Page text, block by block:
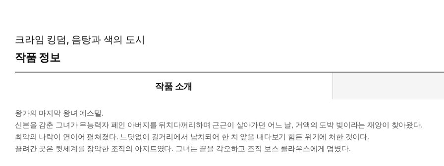
크라임 킹덤, 음탕과 색의 도시
작품 정보
작품 소개
왕가의 마지막 왕녀 에스텔.
신분을 감춘 그녀가 무능력자 폐인 아버지를 뒤치다꺼리하며 근근이 살아가던 어느 날, 거액의 도박 빚이라는 재앙이 찾아왔다.
최악의 나락이 연이어 펼쳐졌다. 느닷없이 길거리에서 납치되어 한 치 앞을 내다보기 힘든 위기에 처한 것이다.
끌려간 곳은 뒷세계를 장악한 조직의 아지트였다. 그녀는 끝을 각오하고 조직 보스 클라우스에게 덤볐다.